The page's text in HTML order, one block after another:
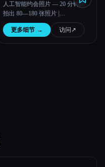
人工智能约会照片 — 20 分钟内
拍出 80—180 张照片 |
DatePhotos.AI
更多细节 → 访问 ↗︎